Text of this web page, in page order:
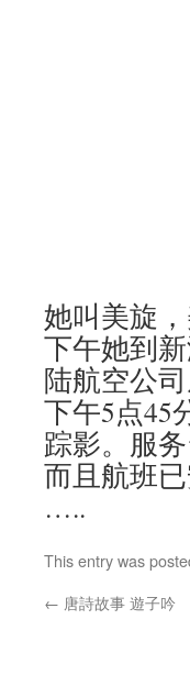
她叫美旋
下午她到
陆航空公
下午5点45
踪影。服
而且航班
…..
This entry was
← 唐詩故事 遊子吟